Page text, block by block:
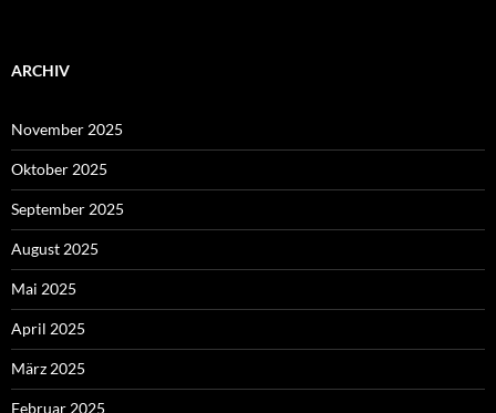
ARCHIV
November 2025
Oktober 2025
September 2025
August 2025
Mai 2025
April 2025
März 2025
Februar 2025